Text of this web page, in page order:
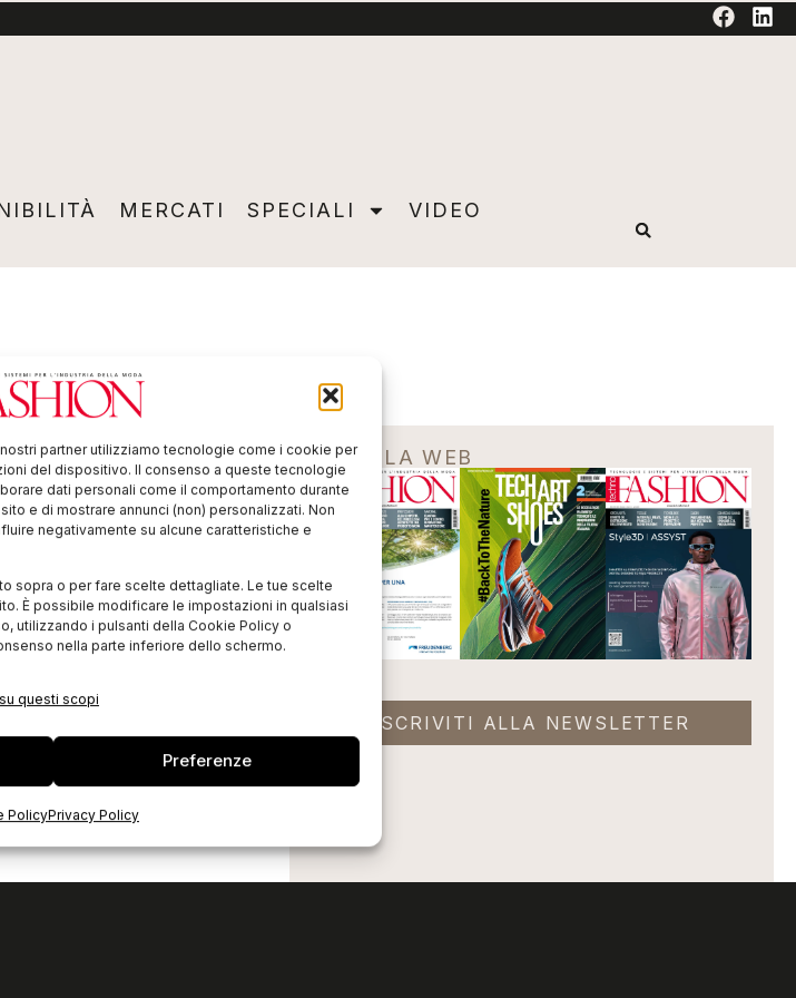
partner utilizziamo tecnologie come i cookie per
del dispositivo. Il consenso a queste tecnologie
dati personali come il comportamento durante
e di mostrare annunci (non) personalizzati. Non
negativamente su alcune caratteristiche e
sopra o per fare scelte dettagliate. Le tue scelte
È possibile modificare le impostazioni in qualsiasi
utilizzando i pulsanti della Cookie Policy o
nella parte inferiore dello schermo.
questi scopi
Preferenze
PolicyPrivacy Policy
SPECIALI VIDEO ADVERTORIAL
MERCATI SPECIALI
VIDEO
EDICOLA WEB
ISCRIVITI ALLA NEWSLETTER